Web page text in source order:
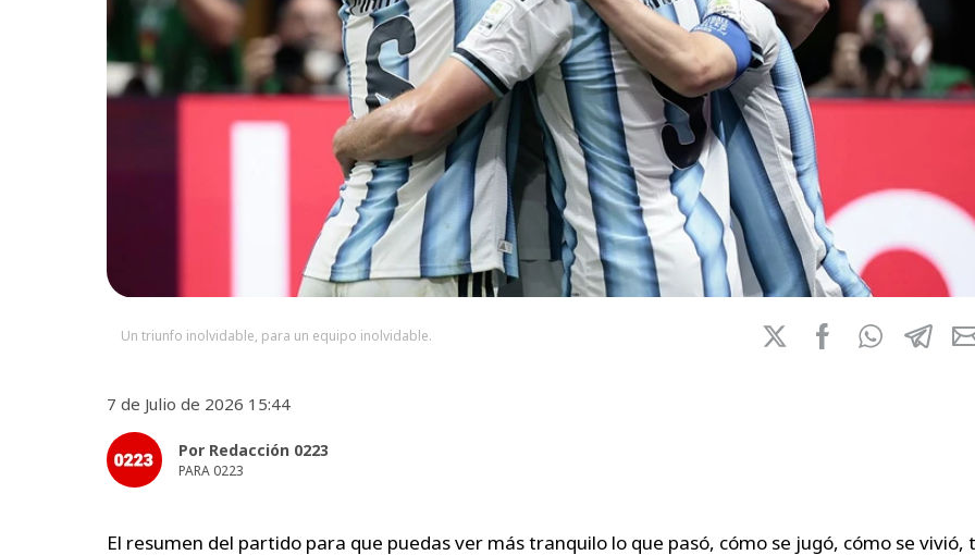
Un triunfo inolvidable, para un equipo inolvidable.
7 de Julio de 2026 15:44
Por Redacción 0223
PARA 0223
El resumen del partido para que puedas ver más tranquilo lo que pasó, cómo se jugó, cómo se vivió,